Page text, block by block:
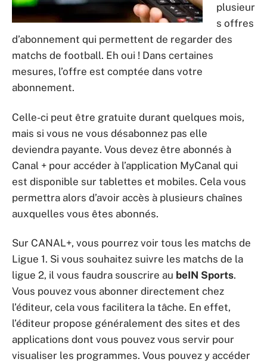
plusieur
s offres
d’abonnement qui permettent de regarder des
matchs de football. Eh oui ! Dans certaines
mesures, l’offre est comptée dans votre
abonnement.
Celle-ci peut être gratuite durant quelques mois,
mais si vous ne vous désabonnez pas elle
deviendra payante. Vous devez être abonnés à
Canal + pour accéder à l’application MyCanal qui
est disponible sur tablettes et mobiles. Cela vous
permettra alors d’avoir accès à plusieurs chaînes
auxquelles vous êtes abonnés.
Sur CANAL+, vous pourrez voir tous les matchs de
Ligue 1. Si vous souhaitez suivre les matchs de la
ligue 2, il vous faudra souscrire au beIN Sports.
Vous pouvez vous abonner directement chez
l’éditeur, cela vous facilitera la tâche. En effet,
l’éditeur propose généralement des sites et des
applications dont vous pouvez vous servir pour
visualiser les programmes. Vous pouvez y accéder